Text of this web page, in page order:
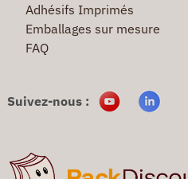
Adhésifs Imprimés
Emballages sur mesure
FAQ
Suivez-nous :